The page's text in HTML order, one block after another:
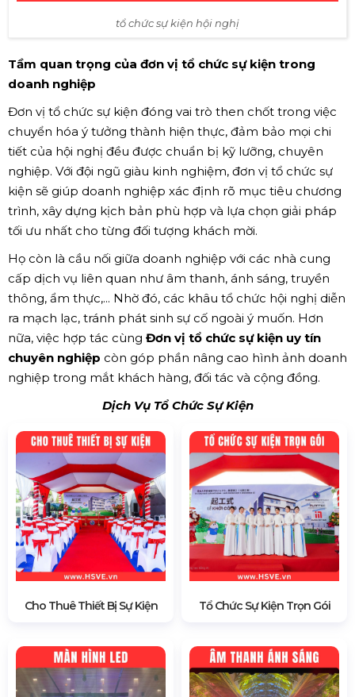
tổ chức sự kiện hội nghị
Tầm quan trọng của đơn vị tổ chức sự kiện trong
doanh nghiệp
Đơn vị tổ chức sự kiện đóng vai trò then chốt trong việc
chuyển hóa ý tưởng thành hiện thực, đảm bảo mọi chi
tiết của hội nghị đều được chuẩn bị kỹ lưỡng, chuyên
nghiệp. Với đội ngũ giàu kinh nghiệm, đơn vị tổ chức sự
kiện sẽ giúp doanh nghiệp xác định rõ mục tiêu chương
trình, xây dựng kịch bản phù hợp và lựa chọn giải pháp
tối ưu nhất cho từng đối tượng khách mời.
Họ còn là cầu nối giữa doanh nghiệp với các nhà cung
cấp dịch vụ liên quan như âm thanh, ánh sáng, truyền
thông, ẩm thực,... Nhờ đó, các khâu tổ chức hội nghị diễn
ra mạch lạc, tránh phát sinh sự cố ngoài ý muốn. Hơn
nữa, việc hợp tác cùng Đơn vị tổ chức sự kiện uy tín
chuyên nghiệp còn góp phần nâng cao hình ảnh doanh
nghiệp trong mắt khách hàng, đối tác và cộng đồng.
Dịch Vụ Tổ Chức Sự Kiện
Cho Thuê Thiết Bị Sự Kiện Tổ Chức Sự Kiện Trọn Gói